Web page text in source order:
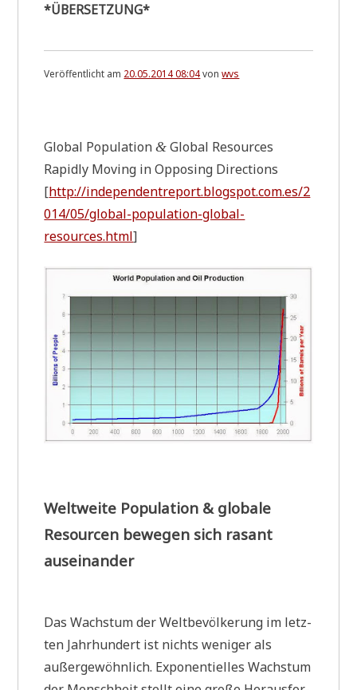
2
1
*ÜBERSETZUNG*
Veröffentlicht am 20.05.2014 08:04vonwvs
Glo­bal Popu­la­ti­on& Glo­bal Resour­ces
Rapid­ly Moving in Oppo­sing Directions
[http://independentreport.blogspot.com.es/2
014/05/global-population-global-
resources.html]
Weltweite Population & globale
Resourcen bewegen sich rasant
auseinander
Das Wachs­tum der Welt­be­völ­ke­rung im letz­
ten Jahr­hun­dert ist nichts weni­ger als
außer­ge­wöhn­lich. Expo­nen­ti­el­les Wachs­tum